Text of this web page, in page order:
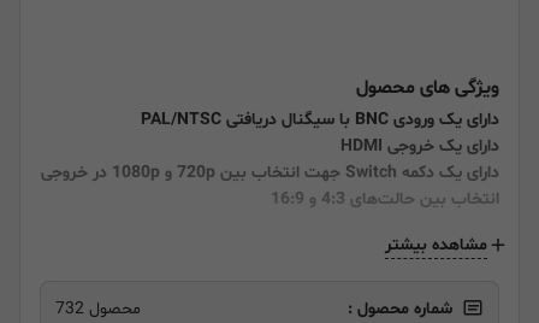
ویژگی های محصول
دارای یک ورودی BNC با سیگنال دریافتی PAL/NTSC
دارای یک خروجی HDMI
دارای یک دکمه Switch جهت انتخاب بین 720p و 1080p در خروجی
انتخاب بین حالت‌های 4:3 و 16:9
مشاهده بیشتر
شماره محصول : محصول 732